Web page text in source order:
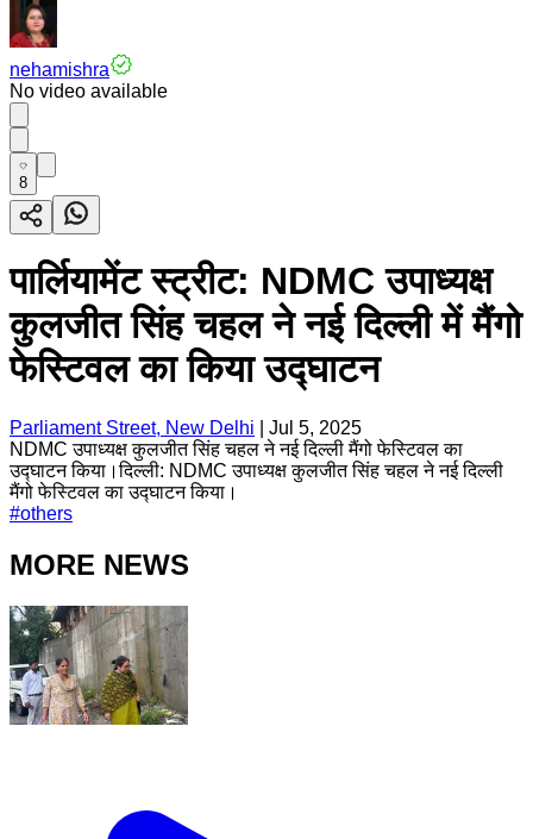
nehamishra
No video available
8
पार्लियामेंट स्ट्रीट: NDMC उपाध्यक्ष
कुलजीत सिंह चहल ने नई दिल्ली में मैंगो
फेस्टिवल का किया उद्घाटन
Parliament Street, New Delhi
Jul 5, 2025
NDMC उपाध्यक्ष कुलजीत सिंह चहल ने नई दिल्ली मैंगो फेस्टिवल का
उद्घाटन किया।दिल्ली: NDMC उपाध्यक्ष कुलजीत सिंह चहल ने नई दिल्ली
मैंगो फेस्टिवल का उद्घाटन किया।
#others
MORE NEWS